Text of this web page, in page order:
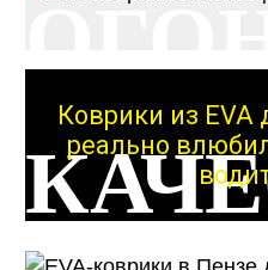
Коврики из
реально